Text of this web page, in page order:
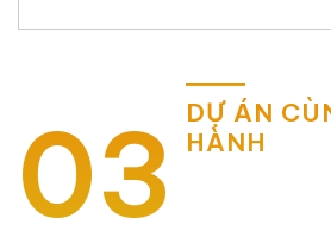
03
DỰ ÁN
HÀNH